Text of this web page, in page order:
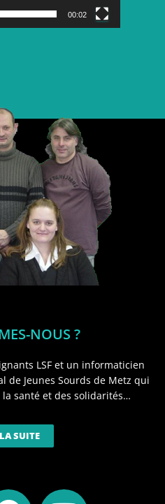
00:02
NOUS ?
LSF et un informaticien
de Jeunes Sourds de Metz qui
santé et des solidarités…
SUITE